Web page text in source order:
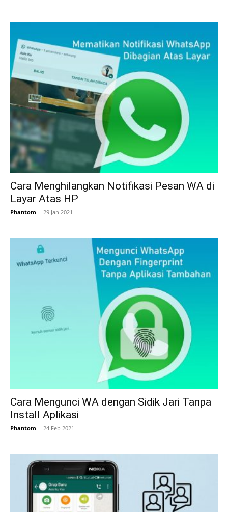
Cara Menghilangkan Notifikasi Pesan WA di
Layar Atas HP
Phantom - 29 Jan 2021
Cara Mengunci WA dengan Sidik Jari Tanpa
Install Aplikasi
Phantom - 24 Feb 2021